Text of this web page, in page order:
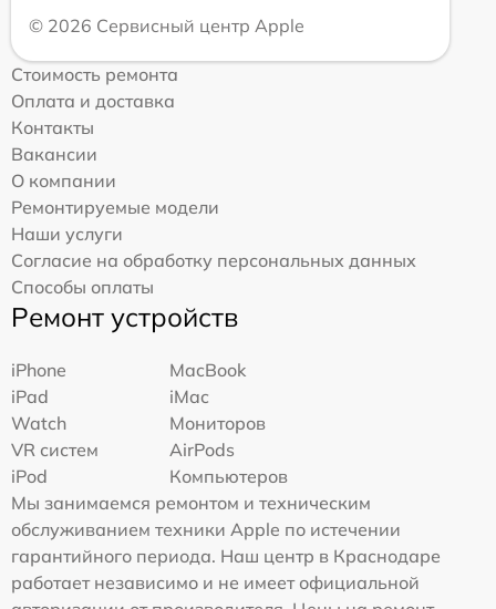
© 2026 Сервисный центр Apple
Стоимость ремонта
Оплата и доставка
Контакты
Вакансии
О компании
Ремонтируемые модели
Наши услуги
Согласие на обработку персональных данных
Способы оплаты
Ремонт устройств
iPhone
MacBook
iPad
iMac
Watch
Мониторов
VR систем
AirPods
iPod
Компьютеров
Мы занимаемся ремонтом и техническим
обслуживанием техники Apple по истечении
гарантийного периода. Наш центр в Краснодаре
работает независимо и не имеет официальной